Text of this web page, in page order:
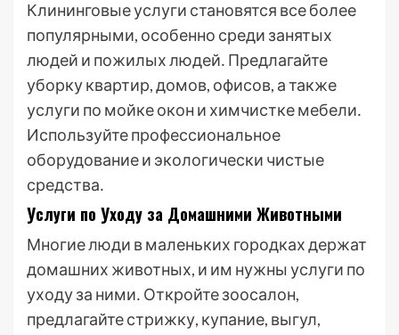
Клининговые услуги становятся все более
популярными, особенно среди занятых
людей и пожилых людей․ Предлагайте
уборку квартир, домов, офисов, а также
услуги по мойке окон и химчистке мебели․
Используйте профессиональное
оборудование и экологически чистые
средства․
Услуги по Уходу за Домашними Животными
Многие люди в маленьких городках держат
домашних животных, и им нужны услуги по
уходу за ними․ Откройте зоосалон,
предлагайте стрижку, купание, выгул,